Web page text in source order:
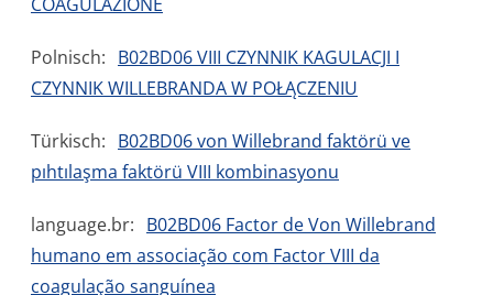
Polnisch: B02BD06 VIII CZYNNIK KAGULACJI I
CZYNNIK WILLEBRANDA W POŁĄCZENIU
Türkisch: B02BD06 von Willebrand faktörü ve
pıhtılaşma faktörü VIII kombinasyonu
language.br: B02BD06 Factor de Von Willebrand
humano em associação com Factor VIII da
coagulação sanguínea